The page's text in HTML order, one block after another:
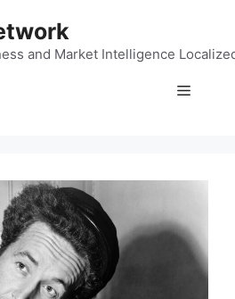
and Market Intelligence
Menu